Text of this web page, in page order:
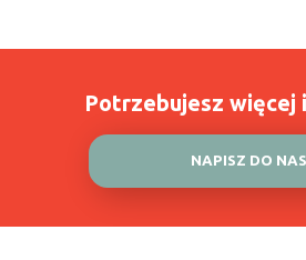
Potrzebujesz więcej
NAPISZ DO NAS